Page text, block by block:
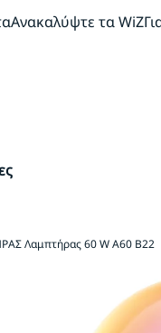
Ανακαλύψτε τα WiZ
Λαμπτήρας 60 W A60 B22